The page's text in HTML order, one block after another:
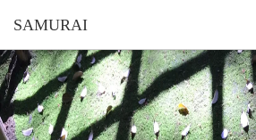
SAMURAI